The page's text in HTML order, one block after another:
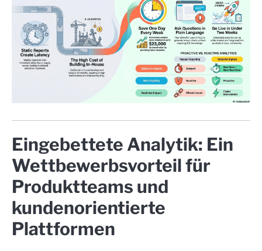
Eingebettete Analytik: Ein
Wettbewerbsvorteil für
Produktteams und
kundenorientierte
Plattformen